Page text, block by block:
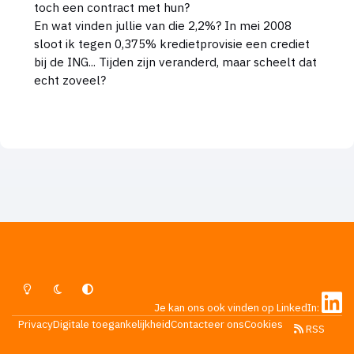
toch een contract met hun?
En wat vinden jullie van die 2,2%? In mei 2008
sloot ik tegen 0,375% kredietprovisie een crediet
bij de ING... Tijden zijn veranderd, maar scheelt dat
echt zoveel?
Lichte ModusDonkere ModusSysteemvoorkeur
Je kan ons ook vinden op LinkedIn:
PrivacyDigitale toegankelijkheidContacteer onsCookies RSS